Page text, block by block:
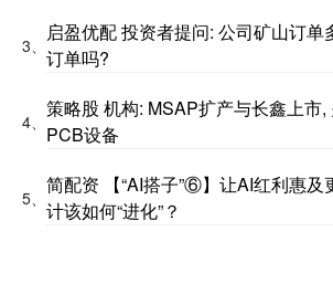
3、
启盈优配 投资者提问: 公司矿山订
订单吗?
4、
策略股 机构: MSAP扩产与长鑫上市,
PCB设备
5、
简配资 【“AI搭子”⑥】让AI红利惠及
计该如何“进化”？